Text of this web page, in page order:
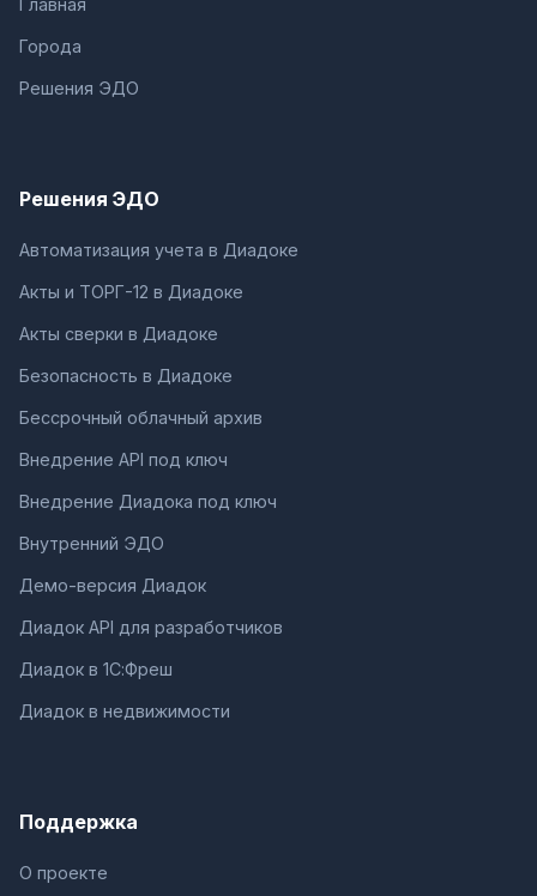
Главная
Города
Решения ЭДО
Решения ЭДО
Автоматизация учета в Диадоке
Акты и ТОРГ-12 в Диадоке
Акты сверки в Диадоке
Безопасность в Диадоке
Бессрочный облачный архив
Внедрение API под ключ
Внедрение Диадока под ключ
Внутренний ЭДО
Демо-версия Диадок
Диадок API для разработчиков
Диадок в 1С:Фреш
Диадок в недвижимости
Поддержка
О проекте